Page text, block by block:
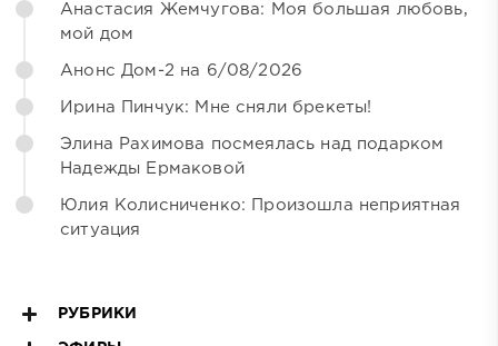
Анастасия Жемчугова: Моя большая любовь,
мой дом
Анонс Дом-2 на 6/08/2026
Ирина Пинчук: Мне сняли брекеты!
Элина Рахимова посмеялась над подарком
Надежды Ермаковой
Юлия Колисниченко: Произошла неприятная
ситуация
РУБРИКИ